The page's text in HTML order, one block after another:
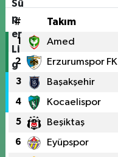
# Takım
1 Amed
2 Erzurumspor FK
3 Başakşehir
4 Kocaelispor
5 Beşiktaş
6 Eyüpspor